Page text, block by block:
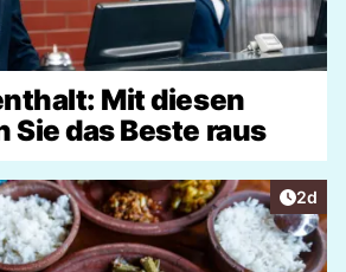
Mit diesen
Sie das Beste raus
2d